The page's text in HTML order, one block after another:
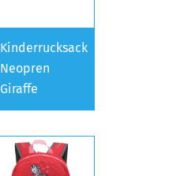
Kinderrucksack
Neopren
Giraffe